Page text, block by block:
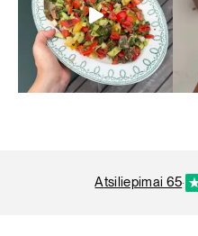
atsiliepimai 65·